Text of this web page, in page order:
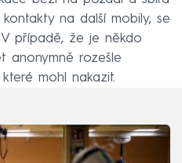
na další mobily, se
případě, že je někdo
anonymně rozešle
mohl nakazit.